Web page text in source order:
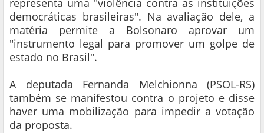
representa uma "violência contra as instituições
democráticas brasileiras". Na avaliação dele, a
matéria permite a Bolsonaro aprovar um
"instrumento legal para promover um golpe de
estado no Brasil".
A deputada Fernanda Melchionna (PSOL-RS)
também se manifestou contra o projeto e disse
haver uma mobilização para impedir a votação
da proposta.